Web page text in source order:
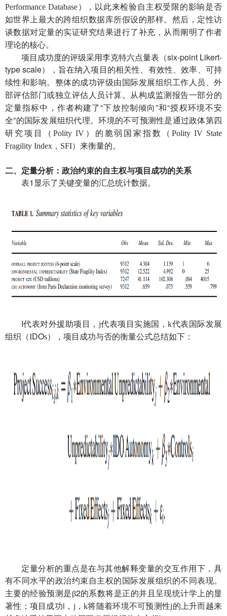
Performance Database） ， 以此来检验自主权受限的影响是否
如世界上最大的跨组织数据库所假设的那样。然后，定性访
谈数据对定量的实证研究结果进行了补充 ， 从而阐明了作者
理论的核心。
项目成功度的评级采用李克特六点量表（six-point Likert-
type scale）， 旨在纳入项目的相关性、有效性、效率、可持
续性和影响。整体的成功评级由国际发展组织工作人员、外
部评估部门或独立评估人员计算。从构成监测报告一部分的
定量指标中， 作者构建了“下放控制倾向”和“授权环境不安
全”的国际发展组织代理。环境的不可预测性是通过政体第四
研究项目（ Polity IV）的脆弱国家指数（Polity IV State
Fragility Index ， SFI）来衡量的。
二、定量分析：政治约束的自主权与项目成功的关系
表1 显示了关键变量的汇总统计数据。
I代表对外援助项目， j代表项目实施国，k代表国际发展
组织（IDOs），项目成功与否的衡量公式总结如下：
定量分析的重点是在与其他解释变量的交互作用下，具
有不同水平的政治约束自主权的国际发展组织的不同表现。
主要的经验预测是β2的系数将是正的并且呈现统计学上 的显
著性 ；项目成功i ， j ，k将随着环境不可预测性j的上升而越来